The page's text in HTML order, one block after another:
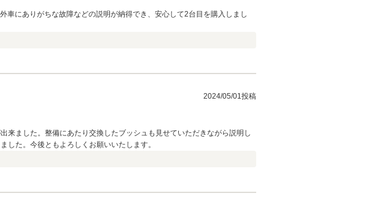
にありがちな故障などの説明が納得でき、安心して2台目を購入しまし
2024/05/01投稿
来ました。整備にあたり交換したブッシュも見せていただきながら説明し
した。今後ともよろしくお願いいたします。